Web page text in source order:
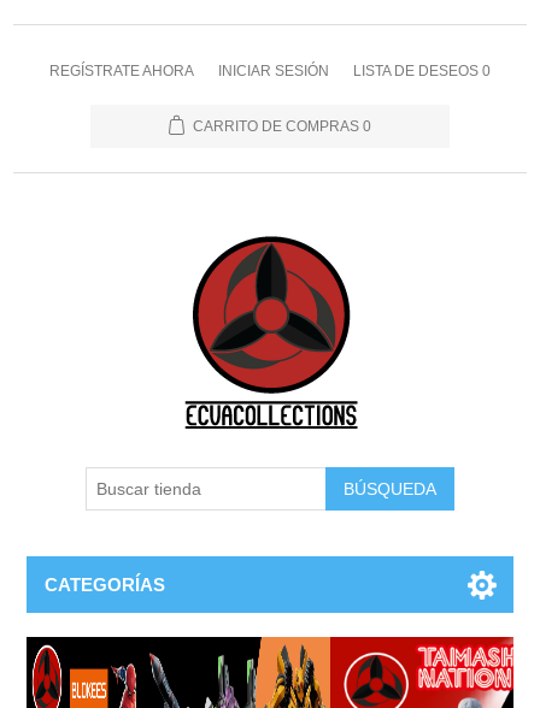
REGÍSTRATE AHORA INICIAR SESIÓN LISTA DE DESEOS 0
CARRITO DE COMPRAS 0
BÚSQUEDA
CATEGORÍAS